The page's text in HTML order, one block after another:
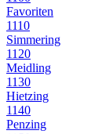
Favoriten
1110
Simmering
1120
Meidling
1130
Hietzing
1140
Penzing